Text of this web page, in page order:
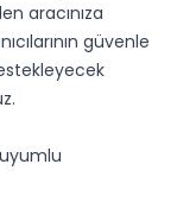
aracınıza
güvenle